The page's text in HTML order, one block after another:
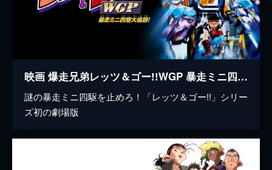
映画 爆走兄弟レッツ＆ゴー!!WGP 暴走ミニ四駆大追跡！
謎の暴走ミニ四駆を止めろ！「レッツ＆ゴー!!」シリー
ズ初の劇場版